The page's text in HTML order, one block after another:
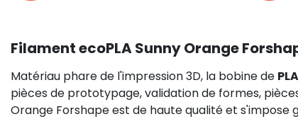
Filament ecoPLA Sunny Orange
Matériau phare de l'impression 3D, la bobine de
pièces de prototypage, validation de formes,
Orange Forshape est de haute qualité et s'impose